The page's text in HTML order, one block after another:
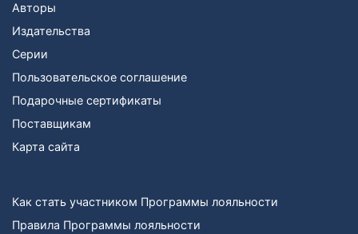
Авторы
Издательства
Серии
Пользовательское соглашение
Подарочные сертификаты
Поставщикам
Карта сайта
Как стать участником Программы лояльности
Правила Программы лояльности